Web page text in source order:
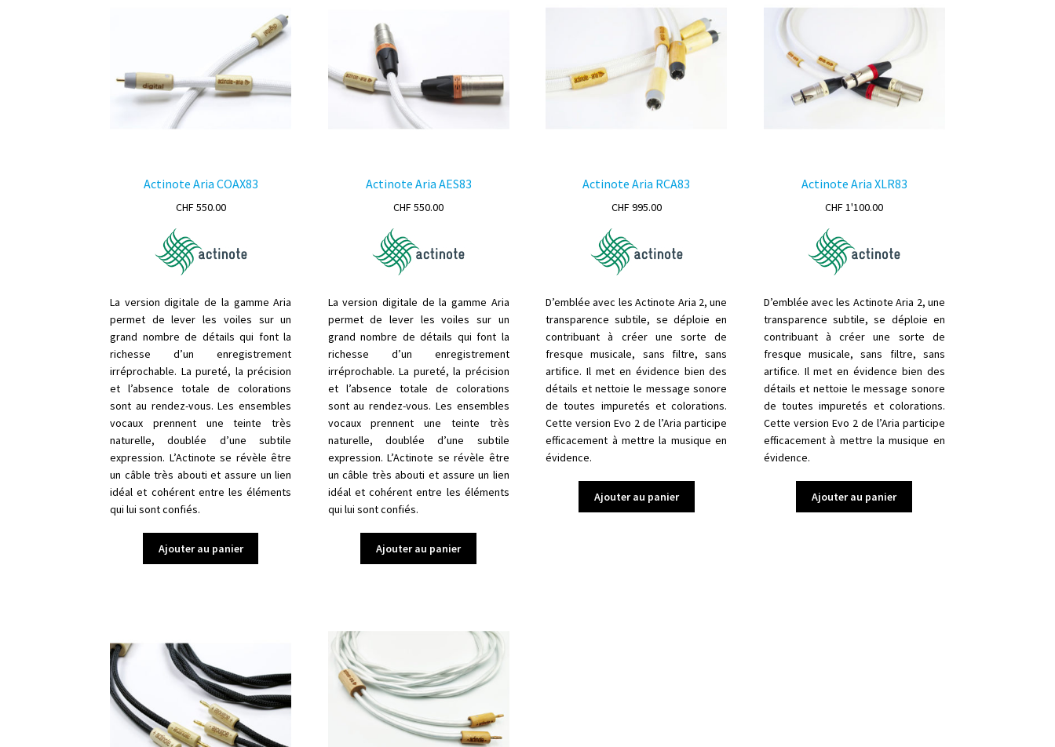
Actinote Aria COAX83
CHF550.00
La version digitale de la gamme Aria
permet de lever les voiles sur un
grand nombre de détails qui font la
richesse d’un enregistrement
irréprochable. La pureté, la précision
et l’absence totale de colorations
sont au rendez-vous. Les ensembles
vocaux prennent une teinte très
naturelle, doublée d’une subtile
expression. L’Actinote se révèle être
un câble très abouti et assure un lien
idéal et cohérent entre les éléments
qui lui sont confiés.
Ajouter au panier
Actinote Aria AES83
CHF550.00
La version digitale de la gamme Aria
permet de lever les voiles sur un
grand nombre de détails qui font la
richesse d’un enregistrement
irréprochable. La pureté, la précision
et l’absence totale de colorations
sont au rendez-vous. Les ensembles
vocaux prennent une teinte très
naturelle, doublée d’une subtile
expression. L’Actinote se révèle être
un câble très abouti et assure un lien
idéal et cohérent entre les éléments
qui lui sont confiés.
Ajouter au panier
Actinote Aria RCA83
CHF995.00
D’emblée avec les Actinote Aria 2, une
transparence subtile, se déploie en
contribuant à créer une sorte de
fresque musicale, sans filtre, sans
artifice. Il met en évidence bien des
détails et nettoie le message sonore
de toutes impuretés et colorations.
Cette version Evo 2 de l’Aria participe
efficacement à mettre la musique en
évidence.
Ajouter au panier
Actinote Aria XLR83
CHF1'100.00
D’emblée avec les Actinote Aria 2, une
transparence subtile, se déploie en
contribuant à créer une sorte de
fresque musicale, sans filtre, sans
artifice. Il met en évidence bien des
détails et nettoie le message sonore
de toutes impuretés et colorations.
Cette version Evo 2 de l’Aria participe
efficacement à mettre la musique en
évidence.
Ajouter au panier